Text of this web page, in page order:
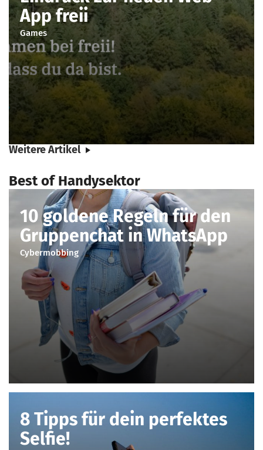
App freii
Games
Weitere Artikel
Best of Handysektor
10 goldene Regeln für den
Gruppenchat in WhatsApp
Cybermobbing
8 Tipps für dein perfektes
Selfie!